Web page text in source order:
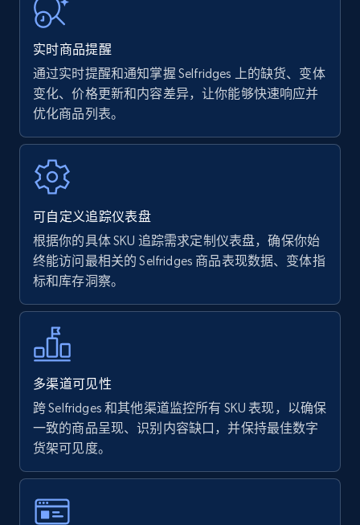
URL, Product name, Product rating, Product
rating object, Product rating max, Rating,
Author name, Asin, and more.
7.4K+ 870+ 立即开始
Walmart - products
Specifications, Image urls, Top reviews, and
more.
5.6K+
Walmart - products - Find new products by
using specific category URL
URL, Final price, Sku, Currency, Gtin,
Specifications, Image urls, Top reviews, and
more.
实时商品提醒
通过实时提醒和通知掌握 Selfridges 上的缺货、变体
变化、价格更新和内容差异，让你能够快速响应并
优化商品列表。
可自定义追踪仪表盘
根据你的具体 SKU 追踪需求定制仪表盘，确保你始
终能访问最相关的 Selfridges 商品表现数据、变体指
标和库存洞察。
多渠道可见性
跨 Selfridges 和其他渠道监控所有 SKU 表现，以确保
一致的商品呈现、识别内容缺口，并保持最佳数字
货架可见度。